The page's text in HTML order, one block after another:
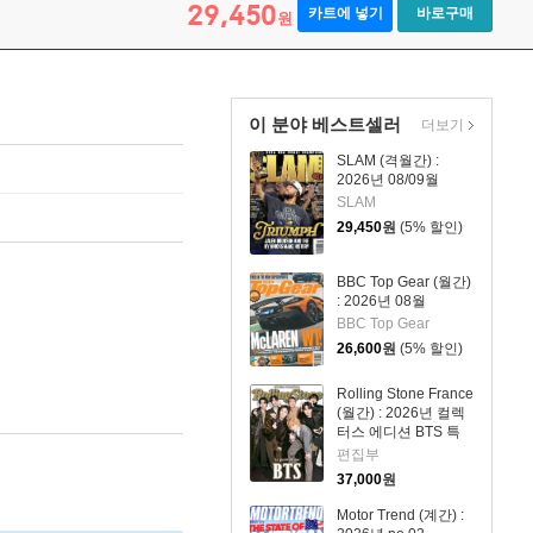
29,450원 카트에 넣기 바로구매
이 분야 베스트셀러
SLAM (격월간) :
2026년 08/09월
SLAM
29,450원 (5% 할인)
BBC Top Gear (월간)
: 2026년 08월
BBC Top Gear
26,600원 (5% 할인)
Rolling Stone France
(월간) : 2026년 컬렉
터스 에디션 BTS 특
집호 (포스터 포함)
편집부
37,000원
Motor Trend (계간) :
더보기